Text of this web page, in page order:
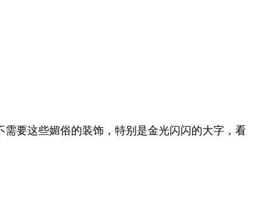
要这些媚俗的装饰，特别是金光闪闪的大字，看